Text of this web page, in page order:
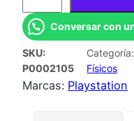
E
G
O
P
S
Conversar con
SKU:
P0002105
Físicos
Marcas: Playstation